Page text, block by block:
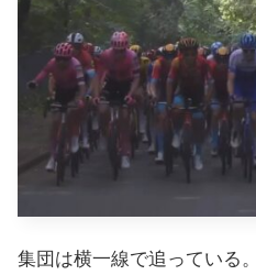
集団は横一線で追っている。